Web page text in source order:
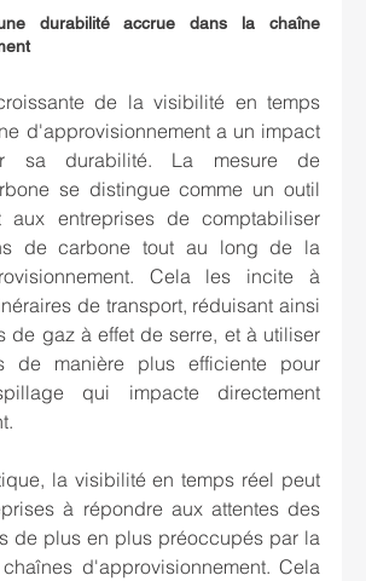
durabilité accrue dans la chaîne
de la visibilité en temps
d'approvisionnement a un impact
sa durabilité. La mesure de
se distingue comme un outil
aux entreprises de comptabiliser
de carbone tout au long de la
Cela les incite à
de transport, réduisant ainsi
de gaz à effet de serre, et à utiliser
de manière plus efficiente pour
qui impacte directement
la visibilité en temps réel peut
à répondre aux attentes des
de plus en plus préoccupés par la
d'approvisionnement. Cela